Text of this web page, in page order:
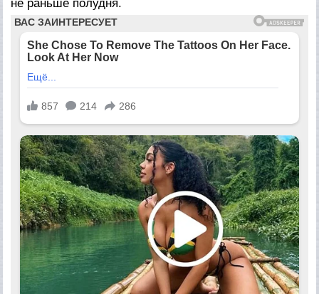
не раньше полудня.